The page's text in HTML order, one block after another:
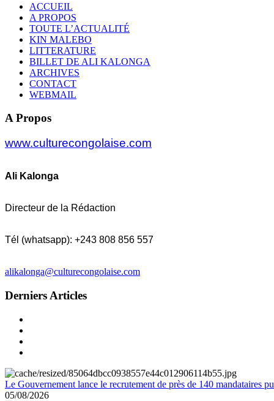
ACCUEIL
A PROPOS
TOUTE L’ACTUALITÉ
KIN MALEBO
LITTERATURE
BILLET DE ALI KALONGA
ARCHIVES
CONTACT
WEBMAIL
A Propos
www.culturecongolaise.com
Ali Kalonga
Directeur de la Rédaction
Tél (whatsapp): +243 808 856 557
alikalonga@culturecongolaise.com
Derniers Articles
Le Gouvernement lance le recrutement de près de 140 mandataires
05/08/2026